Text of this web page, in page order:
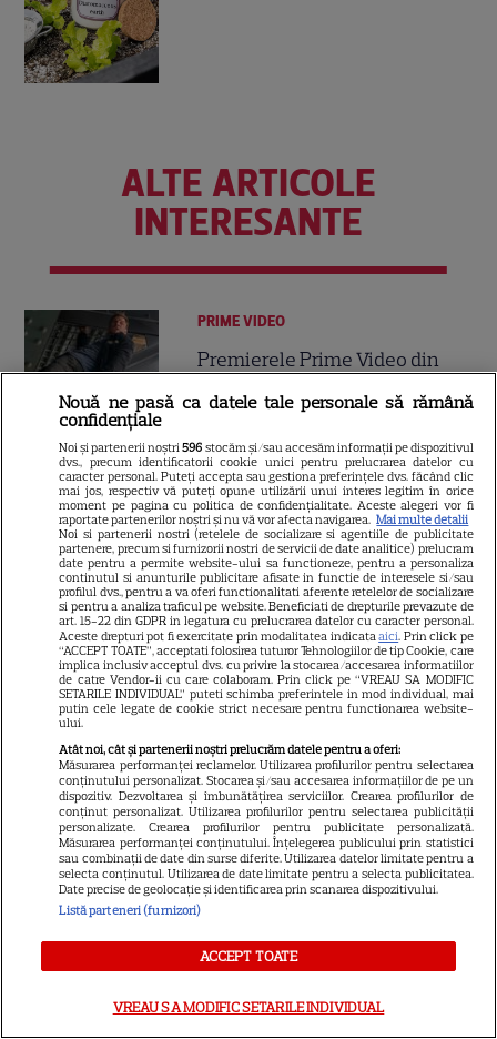
ALTE ARTICOLE
INTERESANTE
6
PRIME VIDEO
Premierele Prime Video din
sezonul 4, „Sterling Point” și
noi filme de neratat
17
DISNEY PLUS
Premiere Disney+ august
2026: „Camp Rock 3”,
„Futurama” și trilogia
„Stăpânul Inelelor” ajung pe
platformă
15
DISNEY PLUS
Premiere de neratat pe Netflix,
Disney+ și SkyShowtime în
august: seriale noi, filme de
colecție și vedete de top
CINEMA
înghețata mortală”. Filmul
horror în care copiii devin
criminali după ce mănâncă
Nouă ne pasă ca datele tale personale să rămână
confidențiale
Noi și partenerii noștri596 stocăm și/sau accesăm informații pe dispozitivul
dvs., precum identificatorii cookie unici pentru prelucrarea datelor cu
caracter personal. Puteți accepta sau gestiona preferințele dvs. făcând clic
mai jos, respectiv vă puteți opune utilizării unui interes legitim în orice
moment pe pagina cu politica de confidențialitate. Aceste alegeri vor fi
raportate partenerilor noștri și nu vă vor afecta navigarea. Mai multe detalii
Noi si partenerii nostri (retelele de socializare si agentiile de publicitate
partenere, precum si furnizorii nostri de servicii de date analitice) prelucram
date pentru a permite website-ului sa functioneze, pentru a personaliza
continutul si anunturile publicitare afisate in functie de interesele si/sau
profilul dvs., pentru a va oferi functionalitati aferente retelelor de socializare
si pentru a analiza traficul pe website. Beneficiati de drepturile prevazute de
art. 15-22 din GDPR in legatura cu prelucrarea datelor cu caracter personal.
Aceste drepturi pot fi exercitate prin modalitatea indicataaici. Prin click pe
“ACCEPT TOATE”, acceptati folosirea tuturor Tehnologiilor de tip Cookie, care
implica inclusiv acceptul dvs. cu privire la stocarea/accesarea informatiilor
de catre Vendor-ii cu care colaboram. Prin click pe “VREAU SA MODIFIC
SETARILE INDIVIDUAL” puteti schimba preferintele in mod individual, mai
putin cele legate de cookie strict necesare pentru functionarea website-
ului.
Atât noi, cât și partenerii noștri prelucrăm datele pentru a oferi:
Măsurarea performanței reclamelor. Utilizarea profilurilor pentru selectarea
conținutului personalizat. Stocarea și/sau accesarea informațiilor de pe un
dispozitiv. Dezvoltarea și îmbunătățirea serviciilor. Crearea profilurilor de
conținut personalizat. Utilizarea profilurilor pentru selectarea publicității
personalizate. Crearea profilurilor pentru publicitate personalizată.
Măsurarea performanței conținutului. Înțelegerea publicului prin statistici
sau combinații de date din surse diferite. Utilizarea datelor limitate pentru a
selecta conținutul. Utilizarea de date limitate pentru a selecta publicitatea.
Date precise de geolocație și identificarea prin scanarea dispozitivului.
Listă parteneri (furnizori)
ACCEPT TOATE
VREAU SA MODIFIC SETARILE INDIVIDUAL